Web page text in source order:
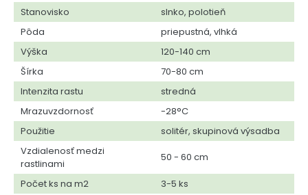
Stanovisko
slnko, polotieň
Pôda
priepustná, vlhká
Výška
120-140 cm
Šírka
70-80 cm
Intenzita rastu
stredná
Mrazuvzdornosť
-28°C
Použitie
solitér, skupinová výsadba
Vzdialenosť medzi
rastlinami
50 - 60 cm
Počet ks na m2
3-5 ks